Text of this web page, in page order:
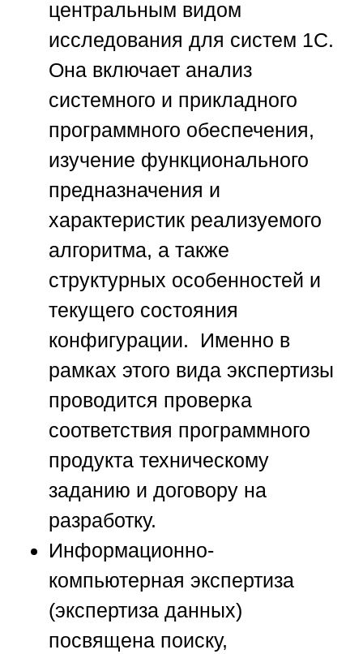
центральным видом
исследования для систем 1С.
Она включает анализ
системного и прикладного
программного обеспечения,
изучение функционального
предназначения и
характеристик реализуемого
алгоритма, а также
структурных особенностей и
текущего состояния
конфигурации. Именно в
рамках этого вида экспертизы
проводится проверка
соответствия программного
продукта техническому
заданию и договору на
разработку.
Информационно-
компьютерная экспертиза
(экспертиза данных)
посвящена поиску,